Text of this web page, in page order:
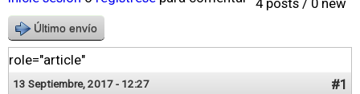
4 posts / 0 new
Último envío
role="article"
13 Septiembre, 2017 - 12:27 #1